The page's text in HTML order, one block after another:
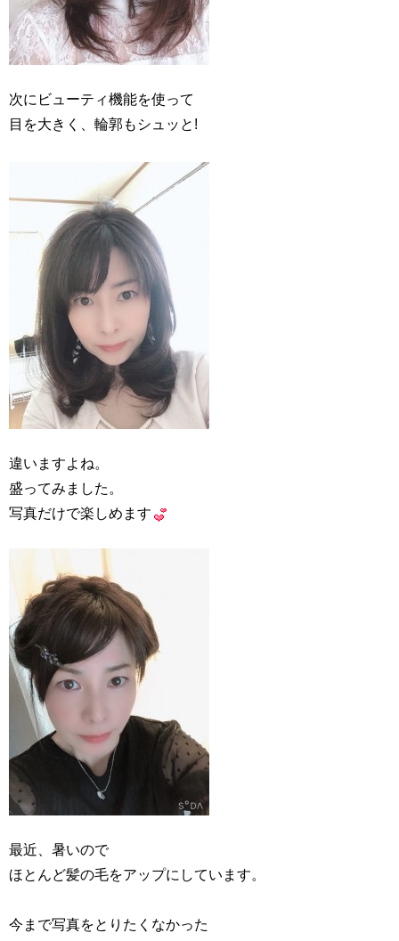
次にビューティ機能を使って
目を大きく、輪郭もシュッと!
違いますよね。
盛ってみました。
写真だけで楽しめます
最近、暑いので
ほとんど髪の毛をアップにしています。
今まで写真をとりたくなかった